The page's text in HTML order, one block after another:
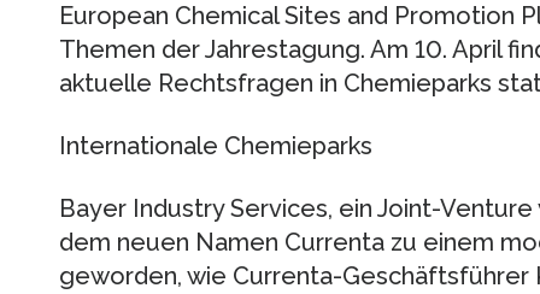
European Chemical Sites and Promotion
Themen der Jahrestagung. Am 10. April
aktuelle Rechtsfragen in Chemieparks
Internationale Chemieparks
Bayer Industry Services, ein Joint-
dem neuen Namen Currenta zu einem
geworden, wie Currenta-Geschäftsführer